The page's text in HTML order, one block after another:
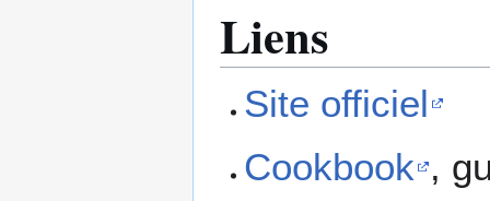
Liens
Site officiel
Cookbook ,